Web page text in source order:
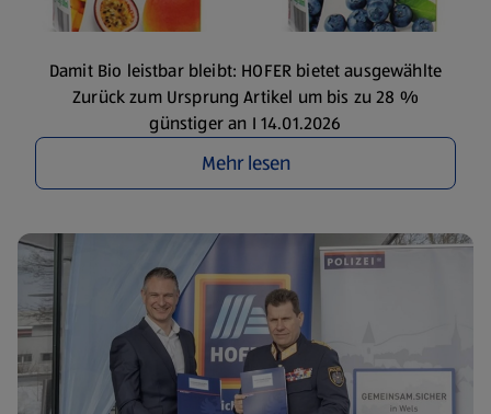
Damit Bio leistbar bleibt: HOFER bietet ausgewählte
Zurück zum Ursprung Artikel um bis zu 28 %
günstiger an I 14.01.2026
Mehr lesen